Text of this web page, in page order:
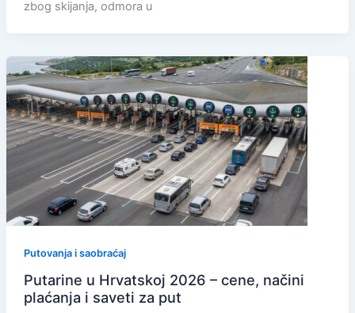
zbog skijanja, odmora u
Putovanja i saobraćaj
Putarine u Hrvatskoj 2026 – cene, načini
plaćanja i saveti za put